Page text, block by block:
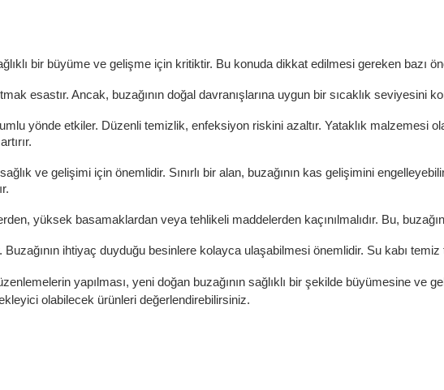
bir büyüme ve gelişme için kritiktir. Bu konuda dikkat edilmesi gereken bazı
esastır. Ancak, buzağının doğal davranışlarına uygun bir sıcaklık seviyesini
yönde etkiler. Düzenli temizlik, enfeksiyon riskini azaltır. Yataklık malzemesi
ve gelişimi için önemlidir. Sınırlı bir alan, buzağının kas gelişimini
yüksek basamaklardan veya tehlikeli maddelerden kaçınılmalıdır. Bu,
ihtiyaç duyduğu besinlere kolayca ulaşabilmesi önemlidir. Su kabı
yapılması, yeni doğan buzağının sağlıklı bir şekilde büyümesine ve
olabilecek ürünleri değerlendirebilirsiniz.